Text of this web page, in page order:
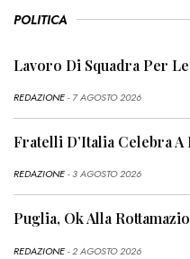
POLITICA
Lavoro Di Squadra Per Le
REDAZIONE- 7 AGOSTO 2026
Fratelli D’Italia Celebra
REDAZIONE- 3 AGOSTO 2026
Puglia, Ok Alla
REDAZIONE- 2 AGOSTO 2026